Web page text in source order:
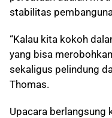
stabilitas
“Kalau kita kokoh
yang bisa
sekaligus pelindung
Thomas.
Upacara berlangsung